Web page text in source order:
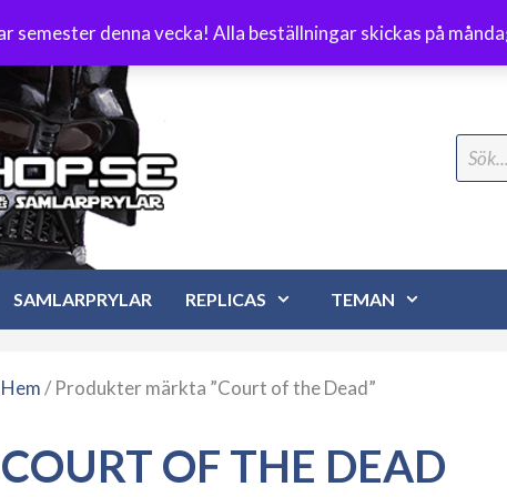
semester denna vecka! Alla beställningar skickas på
Frakt 89 kr
Search
for:
SAMLARPRYLAR REPLICAS TEMAN
Hem/ Produkter märkta ”Court of the Dead”
COURT OF THE DEAD